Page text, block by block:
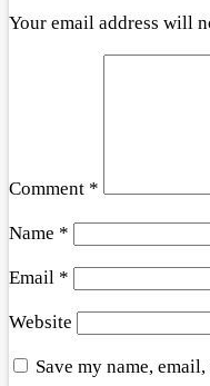
Your email address will
Comment *
Name *
Email *
Website
Save my name,